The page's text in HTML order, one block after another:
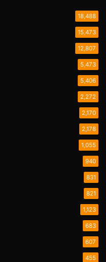
18,488
15,473
12,807
5,473
5,406
2,272
2,170
2,178
1,055
940
831
821
1,123
683
607
455